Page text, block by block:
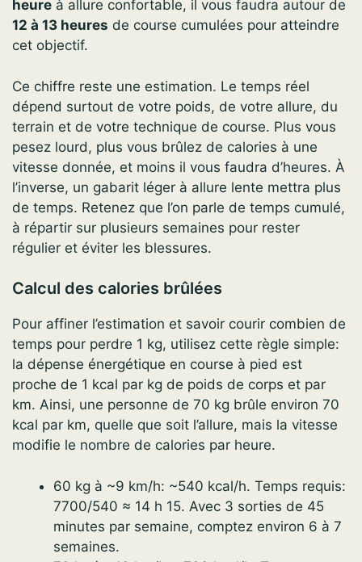
heure à allure confortable, il vous faudra autour de
12 à 13 heures de course cumulées pour atteindre
cet objectif.
Ce chiffre reste une estimation. Le temps réel
dépend surtout de votre poids, de votre allure, du
terrain et de votre technique de course. Plus vous
pesez lourd, plus vous brûlez de calories à une
vitesse donnée, et moins il vous faudra d’heures. À
l’inverse, un gabarit léger à allure lente mettra plus
de temps. Retenez que l’on parle de temps cumulé,
à répartir sur plusieurs semaines pour rester
régulier et éviter les blessures.
Calcul des calories brûlées
Pour affiner l’estimation et savoir courir combien de
temps pour perdre 1 kg, utilisez cette règle simple:
la dépense énergétique en course à pied est
proche de 1 kcal par kg de poids de corps et par
km. Ainsi, une personne de 70 kg brûle environ 70
kcal par km, quelle que soit l’allure, mais la vitesse
modifie le nombre de calories par heure.
60 kg à ~9 km/h: ~540 kcal/h. Temps requis:
7700/540 ≈ 14 h 15. Avec 3 sorties de 45
minutes par semaine, comptez environ 6 à 7
semaines.